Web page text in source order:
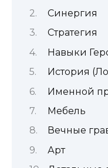
Синергия
Стратегия
Навыки
История
Именной
Мебель
Вечные
Арт